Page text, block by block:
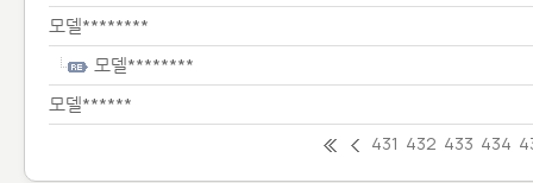
모델********
모델********
모델******
431 432 433 434